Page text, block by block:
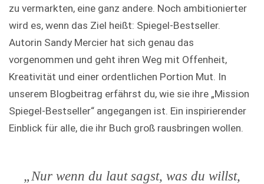
zu vermarkten, eine ganz andere. Noch ambitionierter
wird es, wenn das Ziel heißt: Spiegel-Bestseller.
Autorin Sandy Mercier hat sich genau das
vorgenommen und geht ihren Weg mit Offenheit,
Kreativität und einer ordentlichen Portion Mut. In
unserem Blogbeitrag erfährst du, wie sie ihre „Mission
Spiegel-Bestseller“ angegangen ist. Ein inspirierender
Einblick für alle, die ihr Buch groß rausbringen wollen.
„Nur wenn du laut sagst, was du willst,